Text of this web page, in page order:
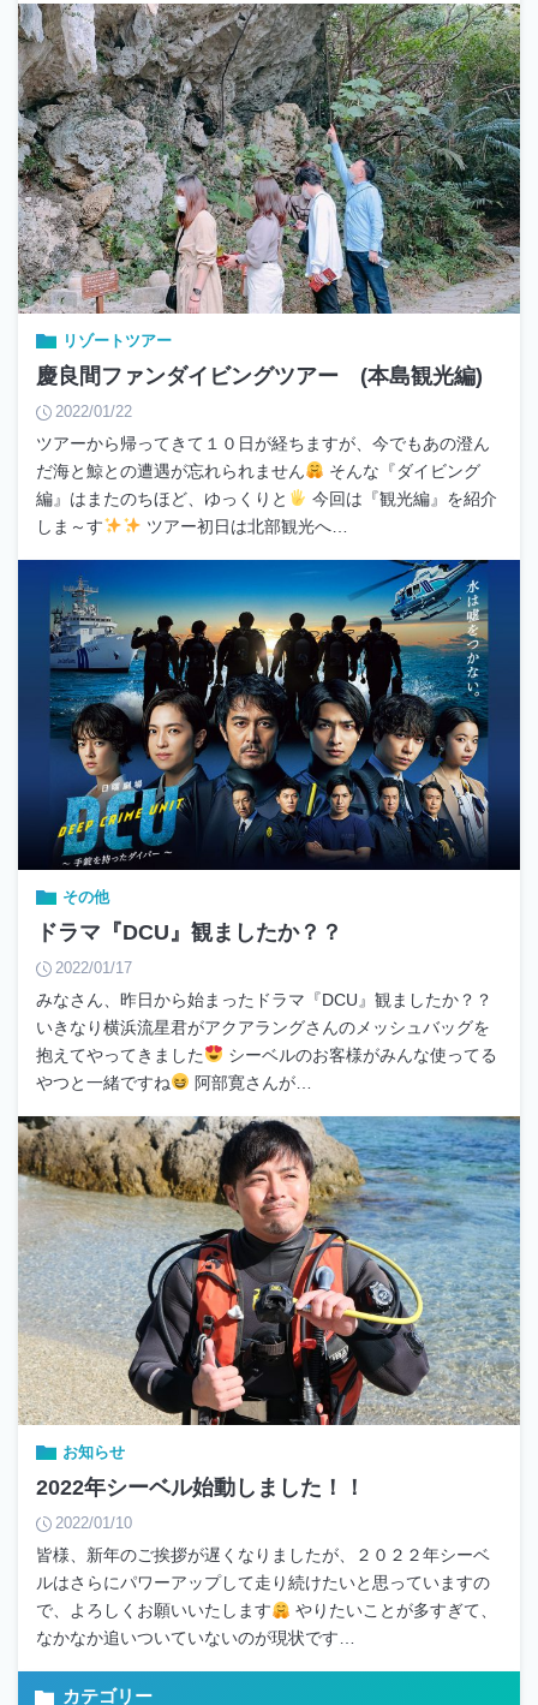
リゾートツアー
慶良間ファンダイビングツアー (本島観光編)
2022/01/22
ツアーから帰ってきて１０日が経ちますが、今でもあの澄ん
だ海と鯨との遭遇が忘れられません
そんな『ダイビング
編』はまたのちほど、ゆっくりと
今回は『観光編』を紹介
しま～す
ツアー初日は北部観光へ…
その他
ドラマ『DCU』観ましたか？？
2022/01/17
みなさん、昨日から始まったドラマ『DCU』観ましたか？？
いきなり横浜流星君がアクアラングさんのメッシュバッグを
抱えてやってきました
シーベルのお客様がみんな使ってる
やつと一緒ですね
阿部寛さんが…
お知らせ
2022年シーベル始動しました！！
2022/01/10
皆様、新年のご挨拶が遅くなりましたが、２０２２年シーベ
ルはさらにパワーアップして走り続けたいと思っていますの
で、よろしくお願いいたします
やりたいことが多すぎて、
なかなか追いついていないのが現状です…
カテゴリー